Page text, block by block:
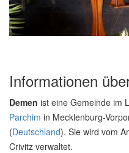
Informationen
Demen ist eine Gemeinde im
Parchim in Mecklenburg-
(Deutschland). Sie wird vom
Crivitz verwaltet.